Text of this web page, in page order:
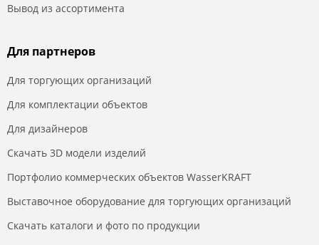
Вывод из ассортимента
Для партнеров
Для торгующих организаций
Для комплектации объектов
Для дизайнеров
Скачать 3D модели изделий
Портфолио коммерческих объектов WasserKRAFT
Выставочное оборудование для торгующих организаций
Скачать каталоги и фото по продукции